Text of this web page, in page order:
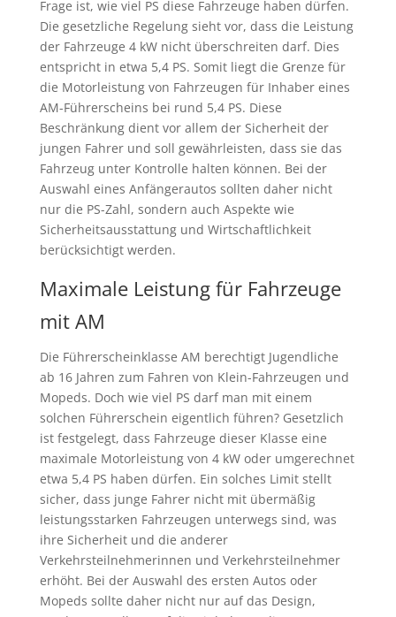
Frage ist, wie viel PS diese Fahrzeuge haben dürfen.
Die gesetzliche Regelung sieht vor, dass die Leistung
der Fahrzeuge 4 kW nicht überschreiten darf. Dies
entspricht in etwa 5,4 PS. Somit liegt die Grenze für
die Motorleistung von Fahrzeugen für Inhaber eines
AM-Führerscheins bei rund 5,4 PS. Diese
Beschränkung dient vor allem der Sicherheit der
jungen Fahrer und soll gewährleisten, dass sie das
Fahrzeug unter Kontrolle halten können. Bei der
Auswahl eines Anfängerautos sollten daher nicht
nur die PS-Zahl, sondern auch Aspekte wie
Sicherheitsausstattung und Wirtschaftlichkeit
berücksichtigt werden.
Maximale Leistung für Fahrzeuge
mit AM
Die Führerscheinklasse AM berechtigt Jugendliche
ab 16 Jahren zum Fahren von Klein-Fahrzeugen und
Mopeds. Doch wie viel PS darf man mit einem
solchen Führerschein eigentlich führen? Gesetzlich
ist festgelegt, dass Fahrzeuge dieser Klasse eine
maximale Motorleistung von 4 kW oder umgerechnet
etwa 5,4 PS haben dürfen. Ein solches Limit stellt
sicher, dass junge Fahrer nicht mit übermäßig
leistungsstarken Fahrzeugen unterwegs sind, was
ihre Sicherheit und die anderer
Verkehrsteilnehmerinnen und Verkehrsteilnehmer
erhöht. Bei der Auswahl des ersten Autos oder
Mopeds sollte daher nicht nur auf das Design,